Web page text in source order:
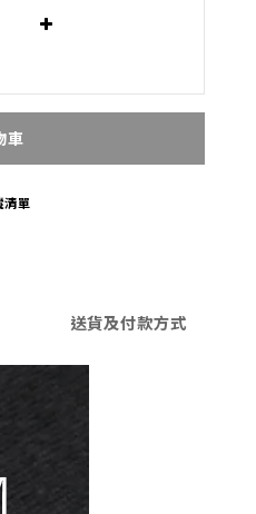
車
清單
送貨及付款方式